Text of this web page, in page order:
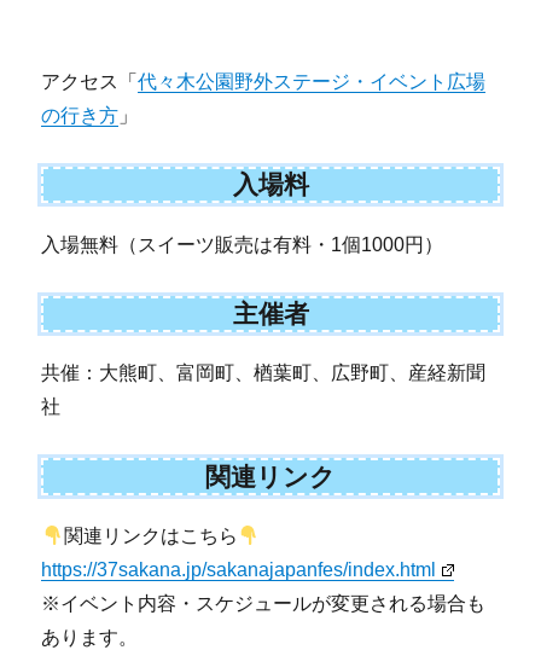
アクセス「代々木公園野外ステージ・イベント広場
の行き方 」
入場料
入場無料（スイーツ販売は有料・1個1000円）
主催者
共催：大熊町、富岡町、楢葉町、広野町、産経新聞
社
関連リンク
関連リンクはこちら
https://37sakana.jp/sakanajapanfes/index.html
※イベント内容・スケジュールが変更される場合も
あります。